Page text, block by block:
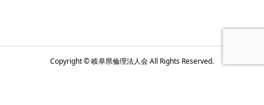
Copyright © 岐阜県倫理法人会 All Rights Reserved.
お電話 お問合せ 月間スケジュール